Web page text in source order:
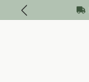
Zum